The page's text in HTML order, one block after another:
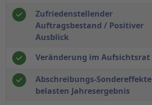
Zufriedenstellender
Auftragsbestand / Positiver
Ausblick
Veränderung im Aufsichtsrat
Abschreibungs-Sondereffekte
belasten Jahresergebnis